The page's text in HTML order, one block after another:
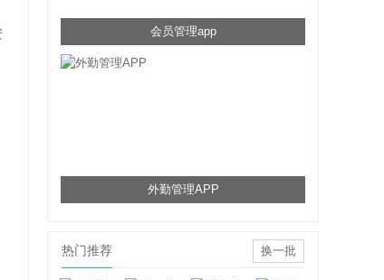
会员管理app
外勤管理APP
热门推荐 换一批